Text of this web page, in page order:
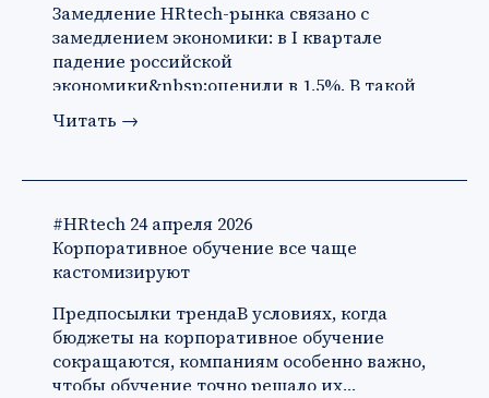
Замедление HRtech-рынка связано с
замедлением экономики: в I квартале
падение российской
экономики&nbsp;оценили в 1,5%. В такой
ситуации ко…
Читать →
#HRtech 24 апреля 2026
Корпоративное обучение все чаще
кастомизируют
Предпосылки трендаВ условиях, когда
бюджеты на корпоративное обучение
сокращаются, компаниям особенно важно,
чтобы обучение точно решало их…